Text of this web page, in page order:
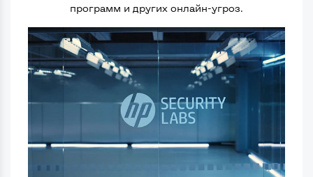
программ и других онлайн-угроз.